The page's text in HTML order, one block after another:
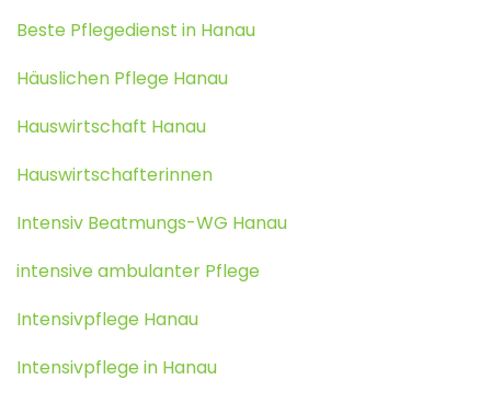
Beste Pflegedienst in Hanau
Häuslichen Pflege Hanau
Hauswirtschaft Hanau
Hauswirtschafterinnen
Intensiv Beatmungs-WG Hanau
intensive ambulanter Pflege
Intensivpflege Hanau
Intensivpflege in Hanau